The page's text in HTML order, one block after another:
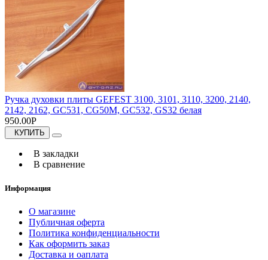
Ручка духовки плиты GEFEST 3100, 3101, 3110, 3200, 2140,
2142, 2162, GC531, CG50M, GC532, GS32 белая
950.00Р
КУПИТЬ
В закладки
В сравнение
Информация
О магазине
Публичная оферта
Политика конфиденциальности
Как оформить заказ
Доставка и оаплата